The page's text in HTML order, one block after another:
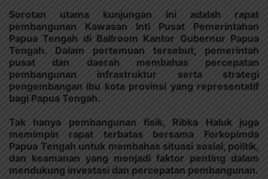
Sorotan utama kunjungan ini adalah rapat
pembangunan Kawasan Inti Pusat Pemerintahan
Papua Tengah di Ballroom Kantor Gubernur Papua
Tengah. Dalam pertemuan tersebut, pemerintah
pusat dan daerah membahas percepatan
pembangunan infrastruktur serta strategi
pengembangan ibu kota provinsi yang representatif
bagi Papua Tengah.
Tak hanya pembangunan fisik, Ribka Haluk juga
memimpin rapat terbatas bersama Forkopimda
Papua Tengah untuk membahas situasi sosial, politik,
dan keamanan yang menjadi faktor penting dalam
mendukung investasi dan percepatan pembangunan.